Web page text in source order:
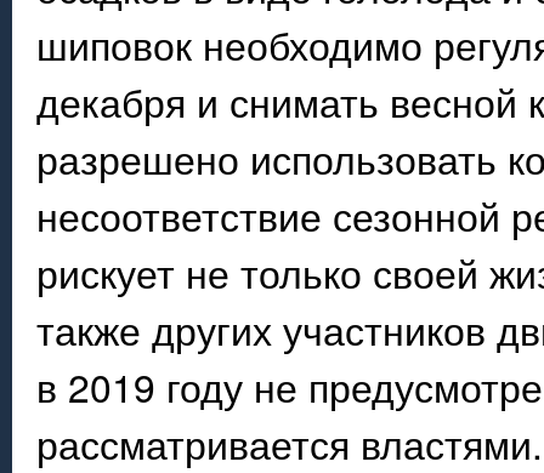
шиповок необходимо
декабря и снимать
разрешено использовать
несоответствие сезонной
рискует не только своей
также других участников
в 2019 году не
рассматривается властями.